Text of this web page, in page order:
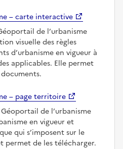
– carte interactive
de l’urbanisme
visuelle des règles
d’urbanisme en vigueur à
applicables. Elle permet
– page territoire
de l’urbanisme
en vigueur et
qui s’imposent sur le
permet de les télécharger.